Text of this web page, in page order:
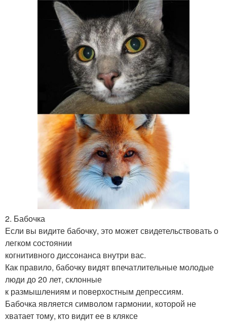
2. Бабочка
Если вы видите бабочку, это может свидетельствовать о
легком состоянии
когнитивного диссонанса внутри вас.
Как правило, бабочку видят впечатлительные молодые
люди до 20 лет, склонные
к размышлениям и поверхостным депрессиям.
Бабочка является символом гармонии, которой не
хватает тому, кто видит ее в кляксе